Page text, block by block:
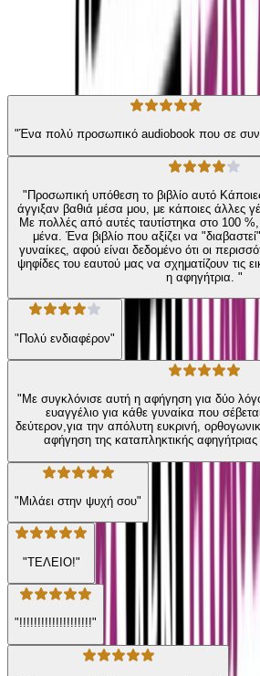
★ 4.5 /5 Βαθμολογία βιβλίου
Αξιολογήσεις
"Ένα πολύ προσωπικό audiobook που σε
"Προσωπική υπόθεση το βιβλίο αυτό Κάποιες από τις ιστορίες του με
άγγιξαν βαθιά μέσα μου, με κάποιες άλλες
Με πολλές από αυτές ταυτίστηκα στο 100
μένα. Ένα βιβλίο που αξίζει να
γυναίκες, αφού είναι δεδομένο ότι οι
ψηφίδες του εαυτού μας να σχηματίζουν τις εικόνες του.
η αφηγήτρια. "
"Πολύ ενδιαφέρον"
"Με συγκλόνισε αυτή η αφήγηση για δύο
ευαγγέλιο για κάθε γυναίκα που
δεύτερον,για την απόλυτη ευκρινή,
αφήγηση της καταπληκτικής
"Μιλάει στην ψυχή σου"
"ΤΕΛΕΙΟ!"
"!!!!!!!!!!!!!!!!!!!!"